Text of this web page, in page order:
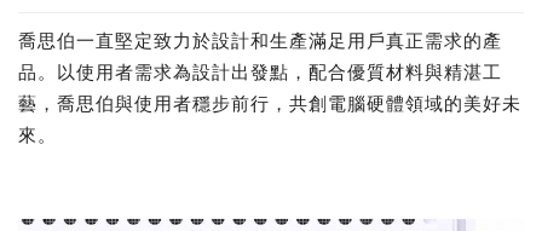
喬思伯一直堅定致力於設計和生產滿足用戶真正需求的產
品。以使用者需求為設計出發點，配合優質材料與精湛工
藝，喬思伯與使用者穩步前行，共創電腦硬體領域的美好未
來。